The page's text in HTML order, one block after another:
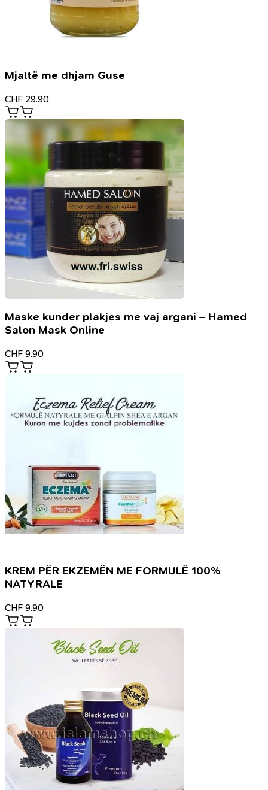
Mjaltë me dhjam Guse
CHF 29.90
Maske kunder plakjes me vaj argani – Hamed
Salon Mask Online
CHF 9.90
KREM PËR EKZEMËN ME FORMULË 100%
NATYRALE
CHF 9.90